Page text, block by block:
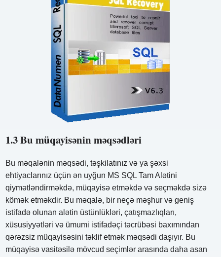
1.3 Bu müqayisənin məqsədləri
Bu məqalənin məqsədi, təşkilatınız və ya şəxsi
ehtiyaclarınız üçün ən uyğun MS SQL Tam Alətini
qiymətləndirməkdə, müqayisə etməkdə və seçməkdə sizə
kömək etməkdir. Bu məqalə, bir neçə məşhur və geniş
istifadə olunan alətin üstünlükləri, çatışmazlıqları,
xüsusiyyətləri və ümumi istifadəçi təcrübəsi baxımından
qərəzsiz müqayisəsini təklif etmək məqsədi daşıyır. Bu
müqayisə vasitəsilə mövcud seçimlər arasında daha asan